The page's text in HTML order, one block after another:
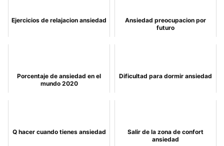
Ejercicios de relajacion ansiedad
Ansiedad preocupacion por
futuro
Porcentaje de ansiedad en el
mundo 2020
Dificultad para dormir ansiedad
Q hacer cuando tienes ansiedad
Salir de la zona de confort
ansiedad